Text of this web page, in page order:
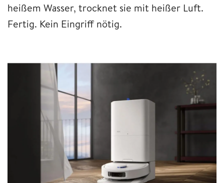
heißem Wasser, trocknet sie mit heißer Luft.
Fertig. Kein Eingriff nötig.